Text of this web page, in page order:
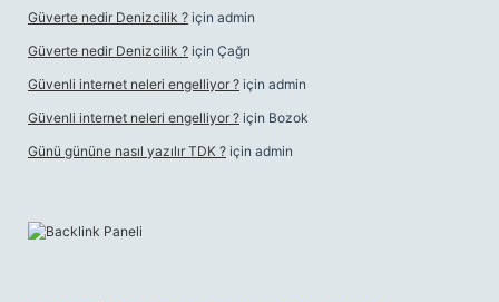
Güverte nedir Denizcilik ? için admin
Güverte nedir Denizcilik ? için Çağrı
Güvenli internet neleri engelliyor ? için admin
Güvenli internet neleri engelliyor ? için Bozok
Günü gününe nasıl yazılır TDK ? için admin